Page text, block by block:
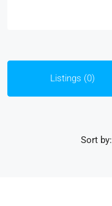
Listings (0)
Sort by: